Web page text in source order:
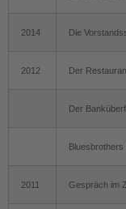
2014 Die
2012 Der
Der
Bluesbrothers
2011 Gespräch im